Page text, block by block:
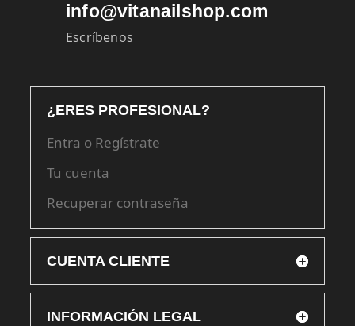
info@vitanailshop.com
Escríbenos
¿ERES PROFESIONAL?
Entra o Regístrate
Tu cuenta
Recuperar contraseña
CUENTA CLIENTE
INFORMACIÓN LEGAL